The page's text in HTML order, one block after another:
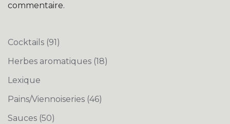
commentaire.
Cocktails (91)
Herbes aromatiques (18)
Lexique
Pains/Viennoiseries (46)
Sauces (50)